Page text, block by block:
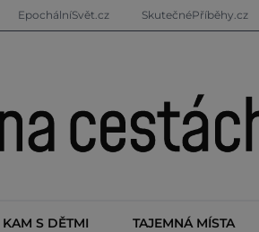
EpochálníSvět.cz SkutečnéPříběhy.cz
KAM S DĚTMI TAJEMNÁ MÍSTA